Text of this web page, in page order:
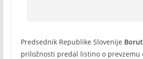
Predsednik Republike Slovenije
priložnosti predal listino o prevzemu